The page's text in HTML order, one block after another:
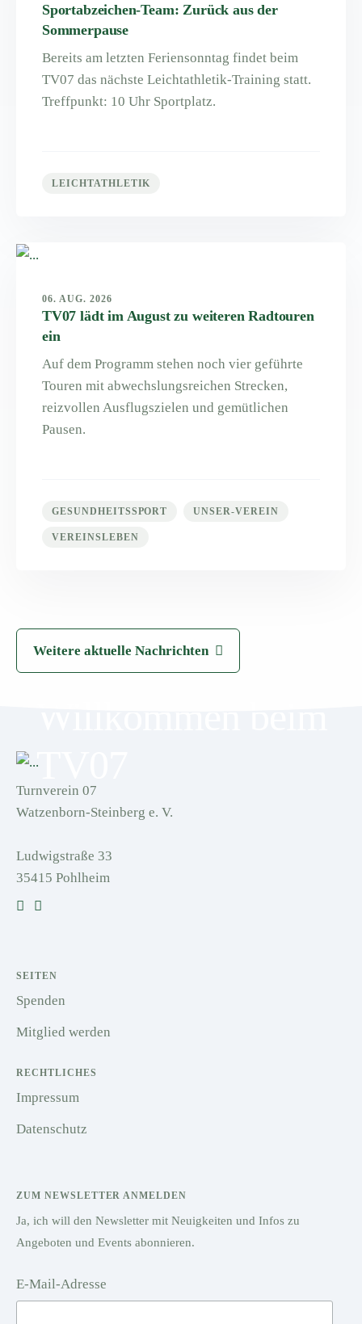
TV07
Sportabzeichen-Team: Zurück aus der
Sommerpause
Bereits am letzten Feriensonntag findet beim
TV07 das nächste Leichtathletik-Training statt.
Treffpunkt: 10 Uhr Sportplatz.
LEICHTATHLETIK
06. AUG. 2026
TV07 lädt im August zu weiteren Radtouren
ein
Auf dem Programm stehen noch vier geführte
Touren mit abwechslungsreichen Strecken,
reizvollen Ausflugszielen und gemütlichen
Pausen.
GESUNDHEITSSPORT UNSER-VEREIN
VEREINSLEBEN
Weitere aktuelle Nachrichten
Turnverein 07
Watzenborn-Steinberg e. V.
Ludwigstraße 33
35415 Pohlheim
SEITEN
Spenden
Mitglied werden
RECHTLICHES
Impressum
Datenschutz
ZUM NEWSLETTER ANMELDEN
Ja, ich will den Newsletter mit Neuigkeiten und Infos zu
Angeboten und Events abonnieren.
E-Mail-Adresse